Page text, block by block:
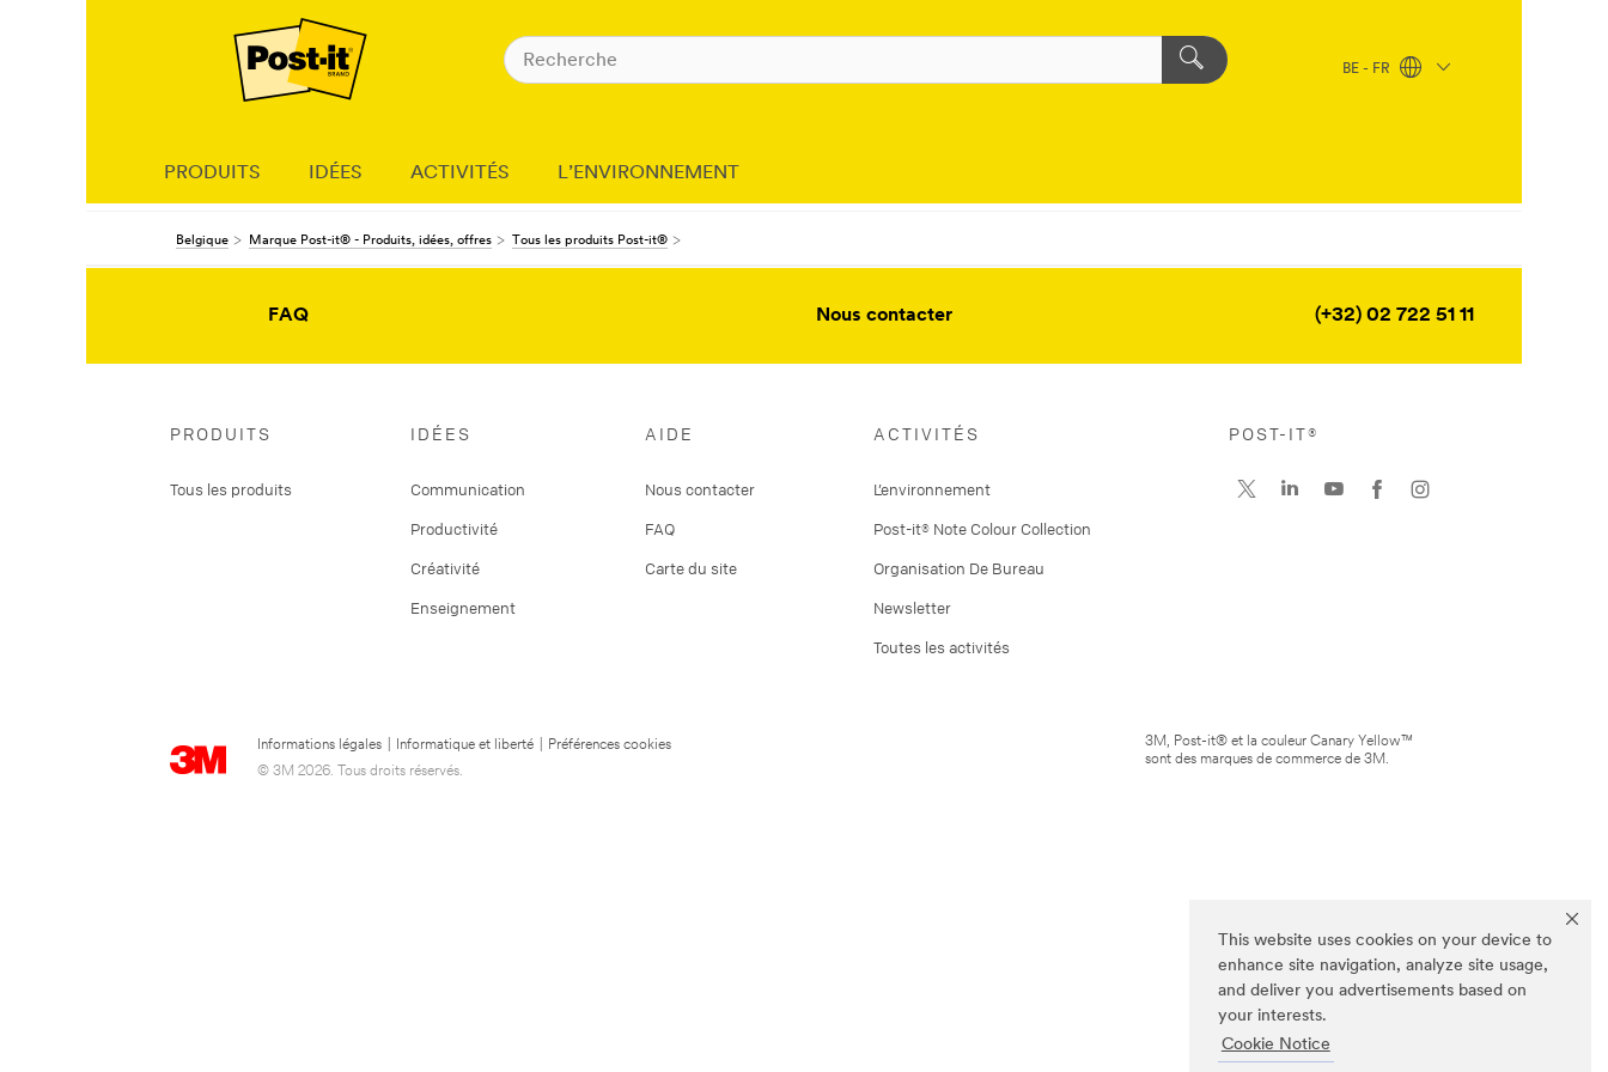
This website uses cookies on your device to
enhance site navigation, analyze site usage,
and deliver you advertisements based on
your interests.
Cookie Notice
BE - FR
PRODUITS IDÉES ACTIVITÉS L’ENVIRONNEMENT
Belgique Marque Post-it® - Produits, idées, offres Tous les produits Post-it®
FAQ Nous contacter (+32) 02 722 51 11
PRODUITS
Tous les produits
IDÉES
Communication
Productivité
Créativité
Enseignement
AIDE
Nous contacter
FAQ
Carte du site
ACTIVITÉS
L’environnement
Post-it® Note Colour Collection
Organisation De Bureau
Newsletter
Toutes les activités
Informations légales Informatique et liberté
Préférences cookies
© 3M 2026. Tous droits réservés.
POST-IT®
3M, Post-it® et la couleur Canary Yellow™
sont des marques de commerce de 3M.